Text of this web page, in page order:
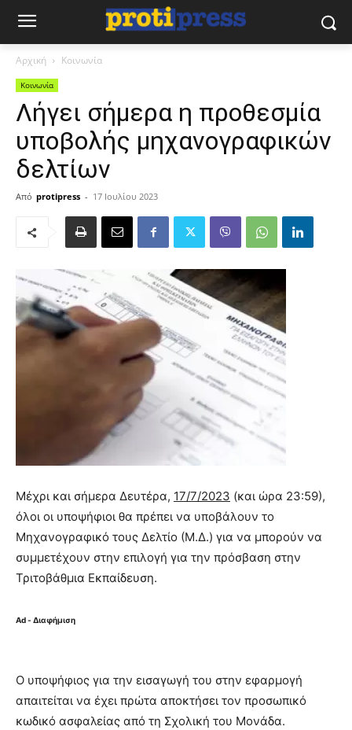
Αρχική Κοινωνία
Κοινωνία
Λήγει σήμερα η προθεσμία
υποβολής μηχανογραφικών
δελτίων
Από protipress - 17 Ιουλίου 2023
Μέχρι και σήμερα Δευτέρα, 17/7/2023 (και ώρα 23:59),
όλοι οι υποψήφιοι θα πρέπει να υποβάλουν το
Μηχανογραφικό τους Δελτίο (Μ.Δ.) για να μπορούν να
συμμετέχουν στην επιλογή για την πρόσβαση στην
Τριτοβάθμια Εκπαίδευση.
Ad - Διαφήμιση
Ο υποψήφιος για την εισαγωγή του στην εφαρμογή
απαιτείται να έχει πρώτα αποκτήσει τον προσωπικό
κωδικό ασφαλείας από τη Σχολική του Μονάδα.